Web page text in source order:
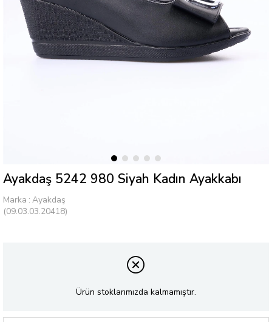
Ayakdaş 5242 980 Siyah Kadın Ayakkabı
Marka : Ayakdaş
(09.03.03.20418)
Ürün stoklarımızda kalmamıştır.